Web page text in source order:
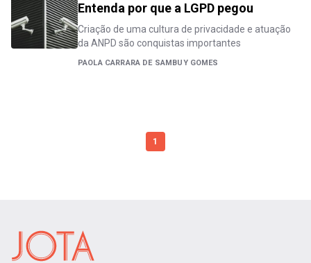
Entenda por que a LGPD pegou
Criação de uma cultura de privacidade e atuação
da ANPD são conquistas importantes
PAOLA CARRARA DE SAMBUY GOMES
1